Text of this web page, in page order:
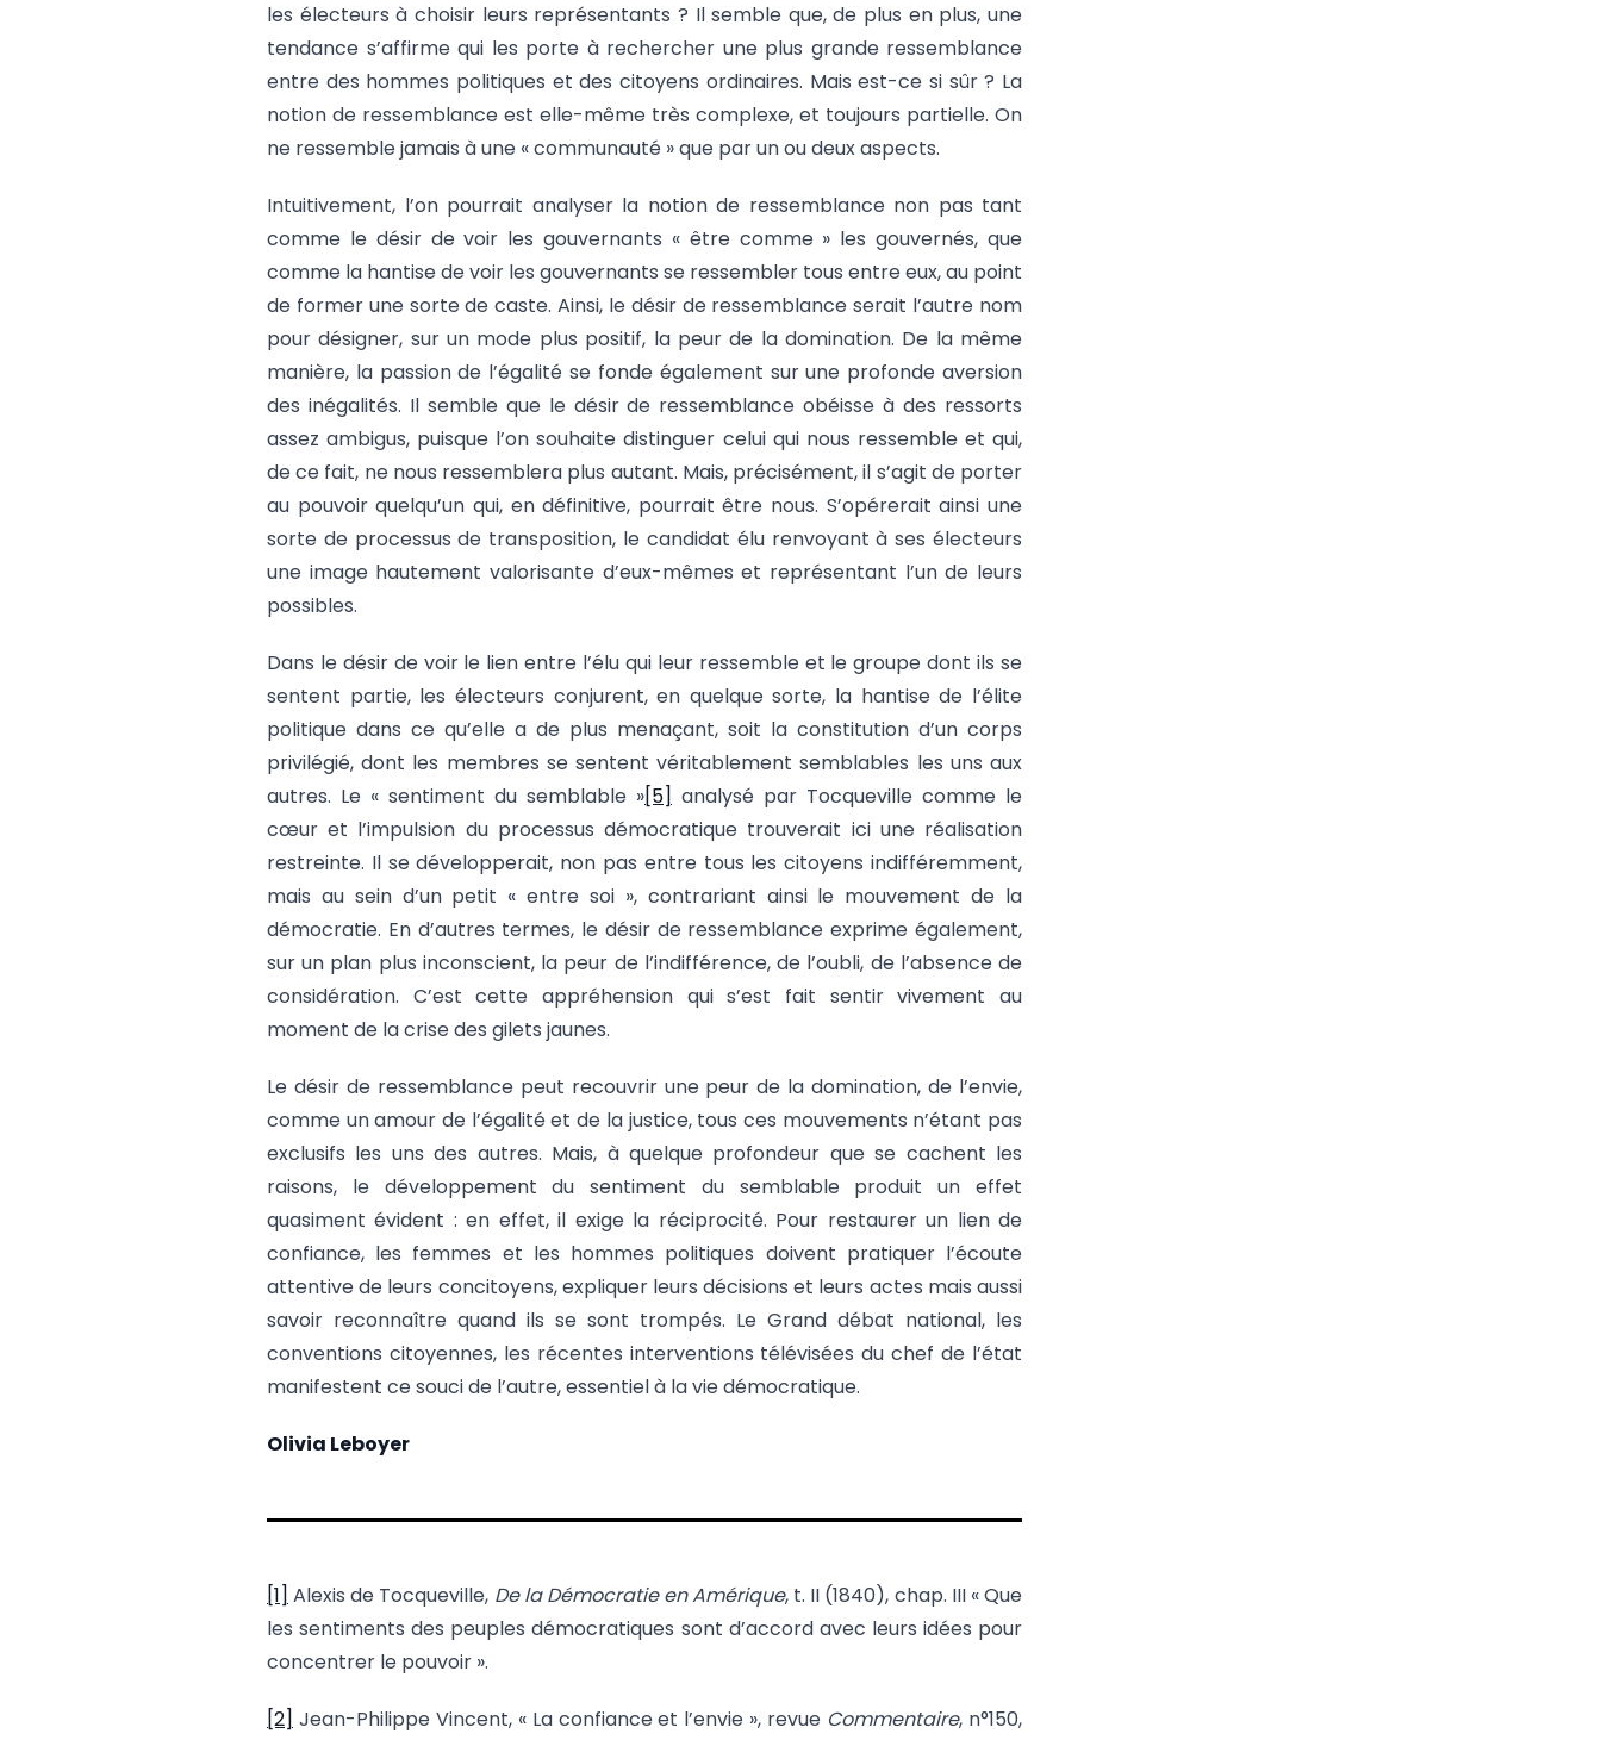
les électeurs à choisir leurs représentants ? Il semble que, de plus en plus, une
tendance s’affirme qui les porte à rechercher une plus grande ressemblance
entre des hommes politiques et des citoyens ordinaires. Mais est-ce si sûr ? La
notion de ressemblance est elle-même très complexe, et toujours partielle. On
ne ressemble jamais à une « communauté » que par un ou deux aspects.
Intuitivement, l’on pourrait analyser la notion de ressemblance non pas tant
comme le désir de voir les gouvernants « être comme » les gouvernés, que
comme la hantise de voir les gouvernants se ressembler tous entre eux, au point
de former une sorte de caste. Ainsi, le désir de ressemblance serait l’autre nom
pour désigner, sur un mode plus positif, la peur de la domination. De la même
manière, la passion de l’égalité se fonde également sur une profonde aversion
des inégalités. Il semble que le désir de ressemblance obéisse à des ressorts
assez ambigus, puisque l’on souhaite distinguer celui qui nous ressemble et qui,
de ce fait, ne nous ressemblera plus autant. Mais, précisément, il s’agit de porter
au pouvoir quelqu’un qui, en définitive, pourrait être nous. S’opérerait ainsi une
sorte de processus de transposition, le candidat élu renvoyant à ses électeurs
une image hautement valorisante d’eux-mêmes et représentant l’un de leurs
possibles.
Dans le désir de voir le lien entre l’élu qui leur ressemble et le groupe dont ils se
sentent partie, les électeurs conjurent, en quelque sorte, la hantise de l’élite
politique dans ce qu’elle a de plus menaçant, soit la constitution d’un corps
privilégié, dont les membres se sentent véritablement semblables les uns aux
autres. Le « sentiment du semblable »[5] analysé par Tocqueville comme le
cœur et l’impulsion du processus démocratique trouverait ici une réalisation
restreinte. Il se développerait, non pas entre tous les citoyens indifféremment,
mais au sein d’un petit « entre soi », contrariant ainsi le mouvement de la
démocratie. En d’autres termes, le désir de ressemblance exprime également,
sur un plan plus inconscient, la peur de l’indifférence, de l’oubli, de l’absence de
considération. C’est cette appréhension qui s’est fait sentir vivement au
moment de la crise des gilets jaunes.
Le désir de ressemblance peut recouvrir une peur de la domination, de l’envie,
comme un amour de l’égalité et de la justice, tous ces mouvements n’étant pas
exclusifs les uns des autres. Mais, à quelque profondeur que se cachent les
raisons, le développement du sentiment du semblable produit un effet
quasiment évident : en effet, il exige la réciprocité. Pour restaurer un lien de
confiance, les femmes et les hommes politiques doivent pratiquer l’écoute
attentive de leurs concitoyens, expliquer leurs décisions et leurs actes mais aussi
savoir reconnaître quand ils se sont trompés. Le Grand débat national, les
conventions citoyennes, les récentes interventions télévisées du chef de l’état
manifestent ce souci de l’autre, essentiel à la vie démocratique.
Olivia Leboyer
[1] Alexis de Tocqueville, De la Démocratie en Amérique, t. II (1840), chap. III « Que
les sentiments des peuples démocratiques sont d’accord avec leurs idées pour
concentrer le pouvoir ».
[2] Jean-Philippe Vincent, « La confiance et l’envie », revue Commentaire, n°150,